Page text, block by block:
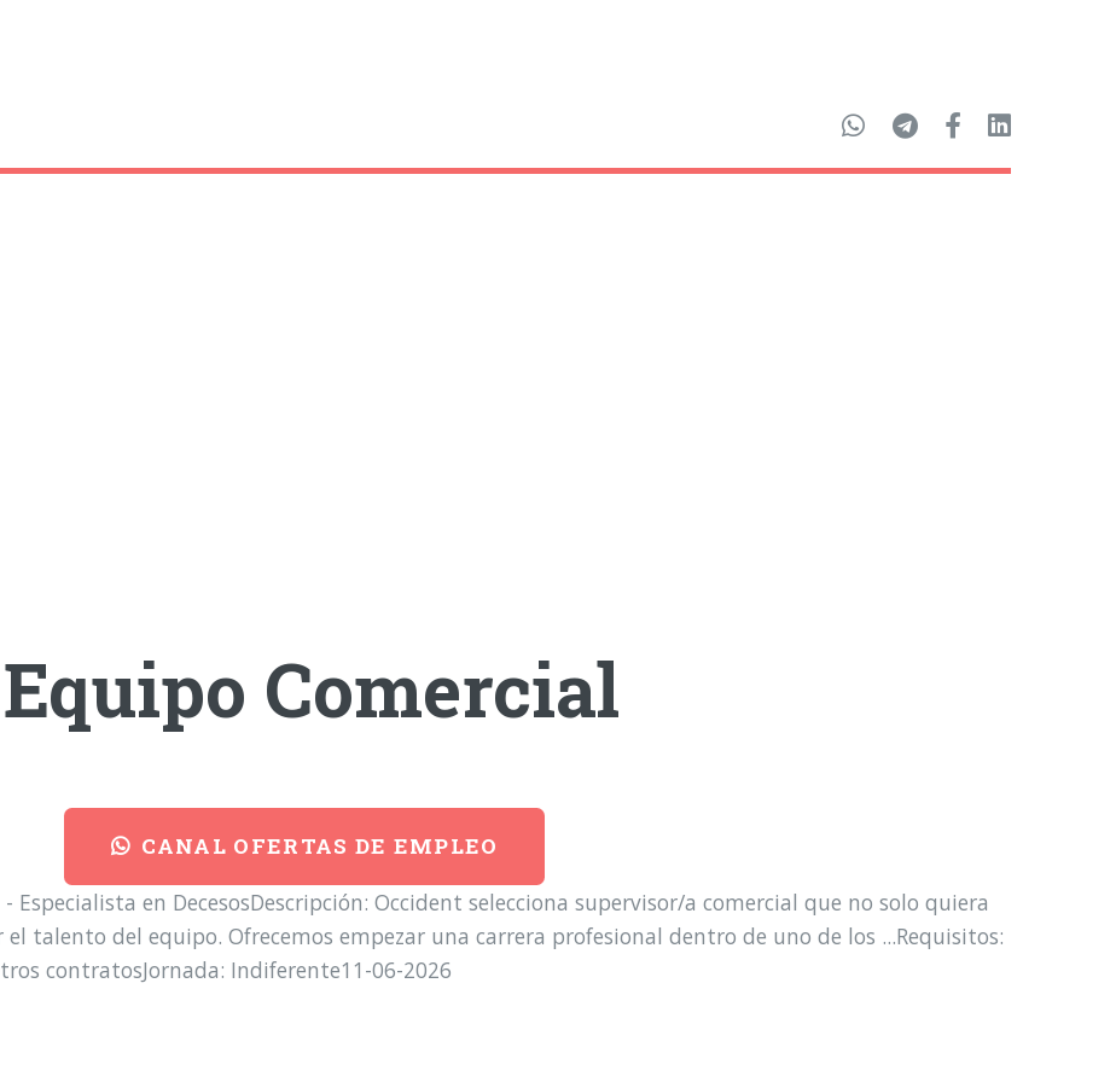
Comercial
CANAL OFERTAS DE EMPLEO
en DecesosDescripción: Occident selecciona supervisor/a comercial que no solo quiera
talento del equipo. Ofrecemos empezar una carrera profesional dentro de uno de los ...Requisitos:
contratosJornada: Indiferente11-06-2026